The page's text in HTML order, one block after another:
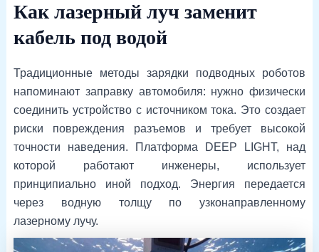
Как лазерный луч заменит
кабель под водой
Традиционные методы зарядки подводных роботов
напоминают заправку автомобиля: нужно физически
соединить устройство с источником тока. Это создает
риски повреждения разъемов и требует высокой
точности наведения. Платформа DEEP LIGHT, над
которой работают инженеры, использует
принципиально иной подход. Энергия передается
через водную толщу по узконаправленному
лазерному лучу.